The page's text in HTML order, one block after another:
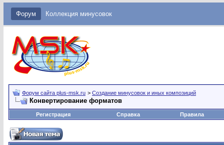
Форум Коллекция минусовок
Форум сайта plus-msk.ru > Создание минусовок и иных композиций
Конвертирование форматов
Регистрация Справка Правила